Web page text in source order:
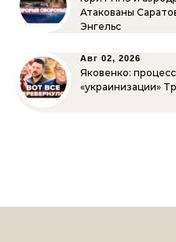
Атакованы
Энгельс
Авг 02, 2026
Яковенко: процесс
«украинизации»